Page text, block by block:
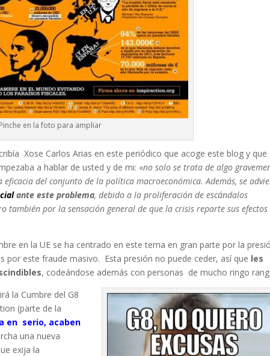
Pinche en la foto para ampliar
Xose Carlos Arias en este periódico que acoge este blog y que
a hablar de usted y de mi: «no solo se trata de algo
del conjunto de la política macroeconómica. Además, se
ante este problema, debido a la proliferación de escándalos
también por la sensación general de que la crisis reparte sus efectos
en la UE se ha centrado en este tema en gran parte por la
por este fraude masivo. Esta presión no puede ceder, así que les
, codeándose además con personas de mucho ringo
la Cumbre del G8
(parte de la
en serio, acaben
una nueva
exija la